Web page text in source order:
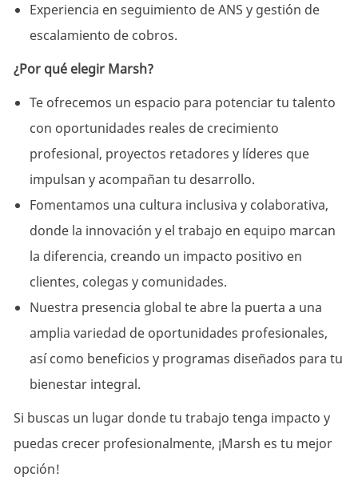
Experiencia en seguimiento de ANS y gestión de
escalamiento de cobros.
¿Por qué elegir Marsh?
Te ofrecemos un espacio para potenciar tu talento
con oportunidades reales de crecimiento
profesional, proyectos retadores y líderes que
impulsan y acompañan tu desarrollo.
Fomentamos una cultura inclusiva y colaborativa,
donde la innovación y el trabajo en equipo marcan
la diferencia, creando un impacto positivo en
clientes, colegas y comunidades.
Nuestra presencia global te abre la puerta a una
amplia variedad de oportunidades profesionales,
así como beneficios y programas diseñados para tu
bienestar integral.
Si buscas un lugar donde tu trabajo tenga impacto y
puedas crecer profesionalmente, ¡Marsh es tu mejor
opción!